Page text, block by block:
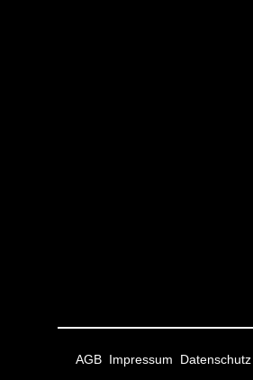
AGB Impressum Datenschutz